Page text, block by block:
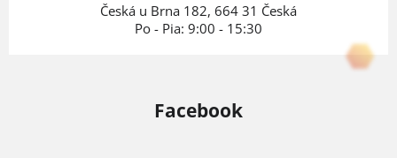
Česká u Brna 182, 664 31 Česká
Po - Pia: 9:00 - 15:30
Facebook